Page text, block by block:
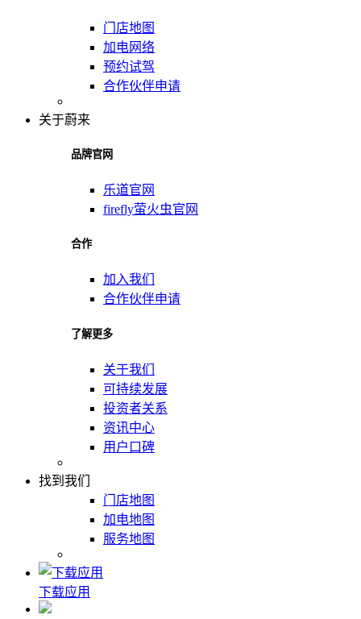
门店地图
加电网络
预约试驾
合作伙伴申请
关于蔚来
品牌官网
乐道官网
firefly萤火虫官网
合作
加入我们
合作伙伴申请
了解更多
关于我们
可持续发展
投资者关系
资讯中心
用户口碑
找到我们
门店地图
加电地图
服务地图
下载应用